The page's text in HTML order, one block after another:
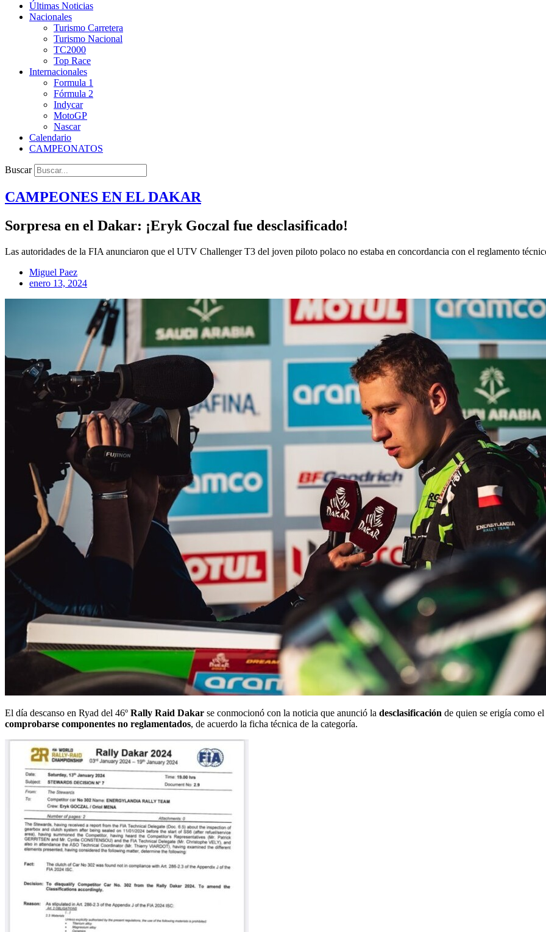
Últimas Noticias
Nacionales
Turismo Carretera
Turismo Nacional
TC2000
Top Race
Internacionales
Formula 1
Fórmula 2
Indycar
MotoGP
Nascar
Calendario
CAMPEONATOS
Buscar
CAMPEONES EN EL DAKAR
Sorpresa en el Dakar: ¡Eryk Goczal fue desclasificado!
Las autoridades de la FIA anunciaron que el UTV Challenger T3 del joven piloto polaco no estaba en concordancia con el reglamento
Miguel Paez
enero 13, 2024
El día descanso en Ryad del 46º Rally Raid Dakar se conmocionó con la noticia que anunció la desclasificación de quien se erigía como
comprobarse componentes no reglamentados, de acuerdo la ficha técnica de la categoría.